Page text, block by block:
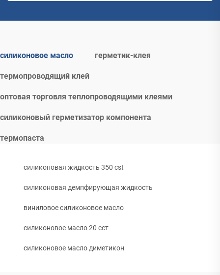
силиконовое масло герметик-клея
термопроводящий клей
оптовая торговля теплопроводящими клеями
силиконовый герметизатор компонента
термопаста
силиконовая жидкость 350 cst
силиконовая демпфирующая жидкость
виниловое силиконовое масло
силиконовое масло 20 сст
силиконовое масло диметикон